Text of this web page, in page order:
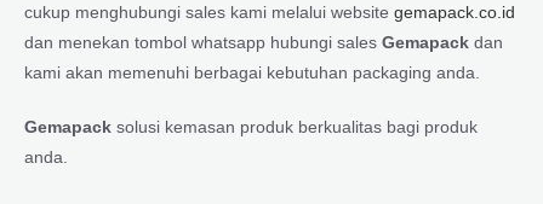
cukup menghubungi sales kami melalui website gemapack.co.id
dan menekan tombol whatsapp hubungi sales Gemapack dan
kami akan memenuhi berbagai kebutuhan packaging anda.
Gemapack solusi kemasan produk berkualitas bagi produk
anda.